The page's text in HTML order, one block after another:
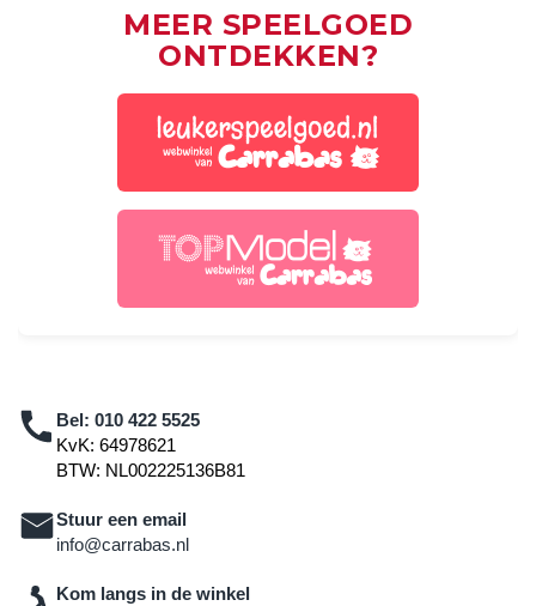
MEER SPEELGOED
ONTDEKKEN?
Bel: 010 422 5525
KvK: 64978621
BTW: NL002225136B81
Stuur een email
info@carrabas.nl
Kom langs in de winkel